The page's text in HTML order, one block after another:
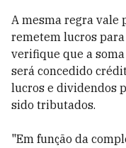
A mesma regra vale
remetem lucros para
verifique que a
será concedido
lucros e dividendos
sido tributados.
"Em função da